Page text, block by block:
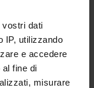
dati
IP, utilizzando
e accedere
fine di
misurare